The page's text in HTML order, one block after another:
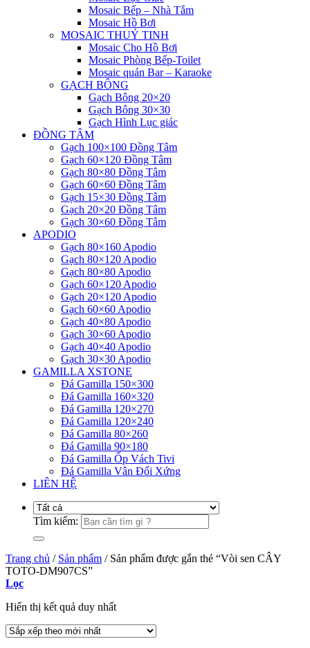
Mosaic Bếp – Nhà Tắm
Mosaic Hồ Bơi
MOSAIC THUỶ TINH
Mosaic Cho Hồ Bơi
Mosaic Phòng Bếp-Toilet
Mosaic quán Bar – Karaoke
GẠCH BÔNG
Gạch Bông 20×20
Gạch Bông 30×30
Gạch Hình Lục giác
ĐỒNG TÂM
Gạch 100×100 Đồng Tâm
Gạch 60×120 Đồng Tâm
Gạch 80×80 Đồng Tâm
Gạch 60×60 Đồng Tâm
Gạch 15×30 Đồng Tâm
Gạch 20×20 Đồng Tâm
Gạch 30×60 Đồng Tâm
APODIO
Gạch 80×160 Apodio
Gạch 80×120 Apodio
Gạch 80×80 Apodio
Gạch 60×120 Apodio
Gạch 20×120 Apodio
Gạch 60×60 Apodio
Gạch 40×80 Apodio
Gạch 30×60 Apodio
Gạch 40×40 Apodio
Gạch 30×30 Apodio
GAMILLA XSTONE
Đá Gamilla 150×300
Đá Gamilla 160×320
Đá Gamilla 120×270
Đá Gamilla 120×240
Đá Gamilla 80×260
Đá Gamilla 90×180
Đá Gamilla Ốp Vách Tivi
Đá Gamilla Vân Đối Xứng
LIÊN HỆ
Tìm kiếm:
Trang chủ / Sản phẩm /Sản phẩm được gắn thẻ “Vòi sen CÂY
TOTO-DM907CS”
Lọc
Hiển thị kết quả duy nhất